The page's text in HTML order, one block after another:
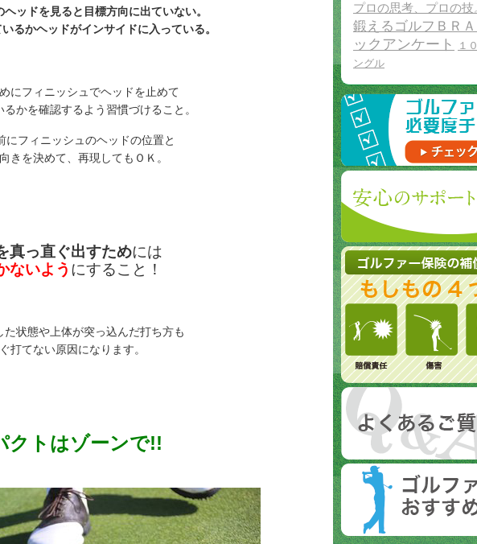
プロの思考、プロの技
鍛えるゴルフＢＲＡ
ックアンケート
１
ングル
ッドを見ると目標方向に出ていない。
るかヘッドがインサイドに入っている。
にフィニッシュでヘッドを止めて
かを確認するよう習慣づけること。
フィニッシュのヘッドの位置と
きを決めて、再現してもＯＫ。
真っ直ぐ出すためには
ないよう にすること！
た状態や上体が突っ込んだ打ち方も
打てない原因になります。
クトはゾーンで!!